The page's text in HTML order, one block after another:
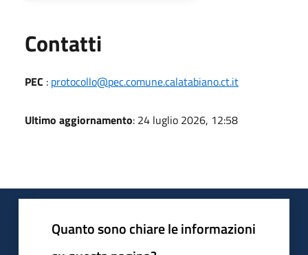
Contatti
PEC : protocollo@pec.comune.calatabiano.ct.it
Ultimo aggiornamento: 24 luglio 2026, 12:58
Quanto sono chiare le informazioni